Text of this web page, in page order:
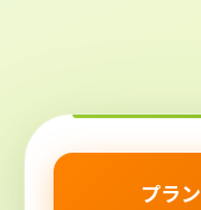
プラ